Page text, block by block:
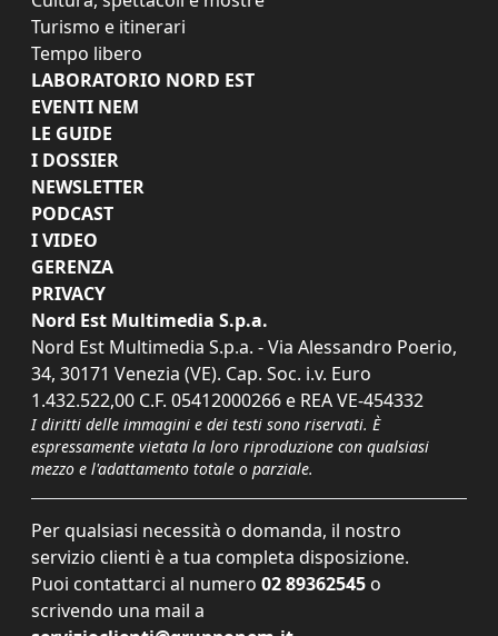
Turismo e itinerari
Tempo libero
LABORATORIO NORD EST
EVENTI NEM
LE GUIDE
I DOSSIER
NEWSLETTER
PODCAST
I VIDEO
GERENZA
PRIVACY
Nord Est Multimedia S.p.a.
Nord Est Multimedia S.p.a. - Via Alessandro Poerio,
34, 30171 Venezia (VE). Cap. Soc. i.v. Euro
1.432.522,00 C.F. 05412000266 e REA VE-454332
I diritti delle immagini e dei testi sono riservati. È
espressamente vietata la loro riproduzione con qualsiasi
mezzo e l'adattamento totale o parziale.
Per qualsiasi necessità o domanda, il nostro
servizio clienti è a tua completa disposizione.
Puoi contattarci al numero 02 89362545 o
scrivendo una mail a